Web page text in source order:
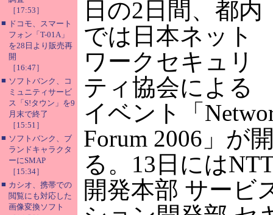
［17:53］
■ ドコモ、スマート
フォン「T-01A」
を28日より販売再
開
［16:47］
■ ソフトバンク、コ
ミュニティサービ
ス「S!タウン」を9
月末で終了
［15:51］
■ ソフトバンク、ブ
ランドキャラクタ
ーにSMAP
［15:34］
■ カシオ、携帯での
閲覧にも対応した
画像変換ソフト
日の2日間、都内
では日本ネット
ワークセキュリ
ティ協会による
イベント「
Forum 2006」が
る。13日には
開発本部 サービ